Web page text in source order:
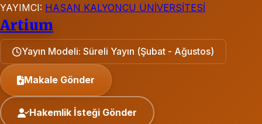
YAYIMCI: HASAN KALYONCU ÜNİVERSİTESİ
Artium
Yayın Modeli: Süreli Yayın (Şubat - Ağustos)
Makale Gönder
Hakemlik İsteği Gönder